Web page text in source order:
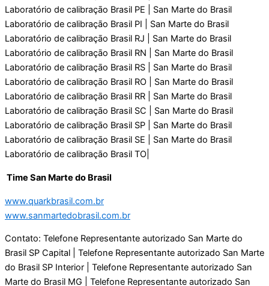
Time San Marte do Brasil
www.quarkbrasil.com.br
www.sanmartedobrasil.com.br
Contato: Telefone Representante autorizado San Marte do
Brasil SP Capital | Telefone Representante autorizado San Marte
do Brasil SP Interior | Telefone Representante autorizado San
Marte do Brasil MG | Telefone Representante autorizado San